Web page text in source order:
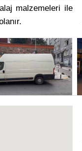
malzemeleri ile